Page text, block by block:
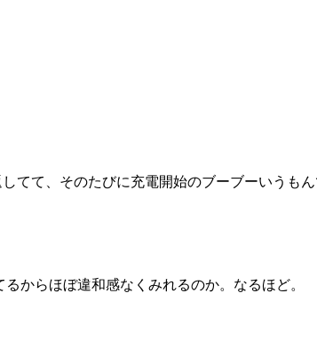
てて、そのたびに充電開始のブーブーいうも
からほぼ違和感なくみれるのか。なるほど。